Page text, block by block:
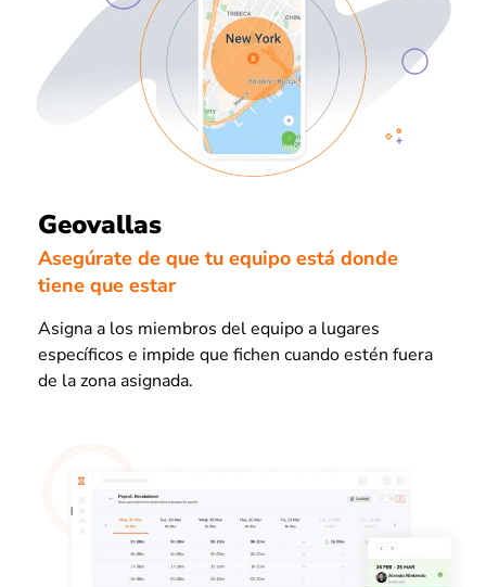
Geovallas
Asegúrate de que tu equipo está donde
tiene que estar
Asigna a los miembros del equipo a lugares
específicos e impide que fichen cuando estén fuera
de la zona asignada.